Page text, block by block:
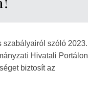
szabályairól szóló 2023.
Hivatali Portálon
biztosít az